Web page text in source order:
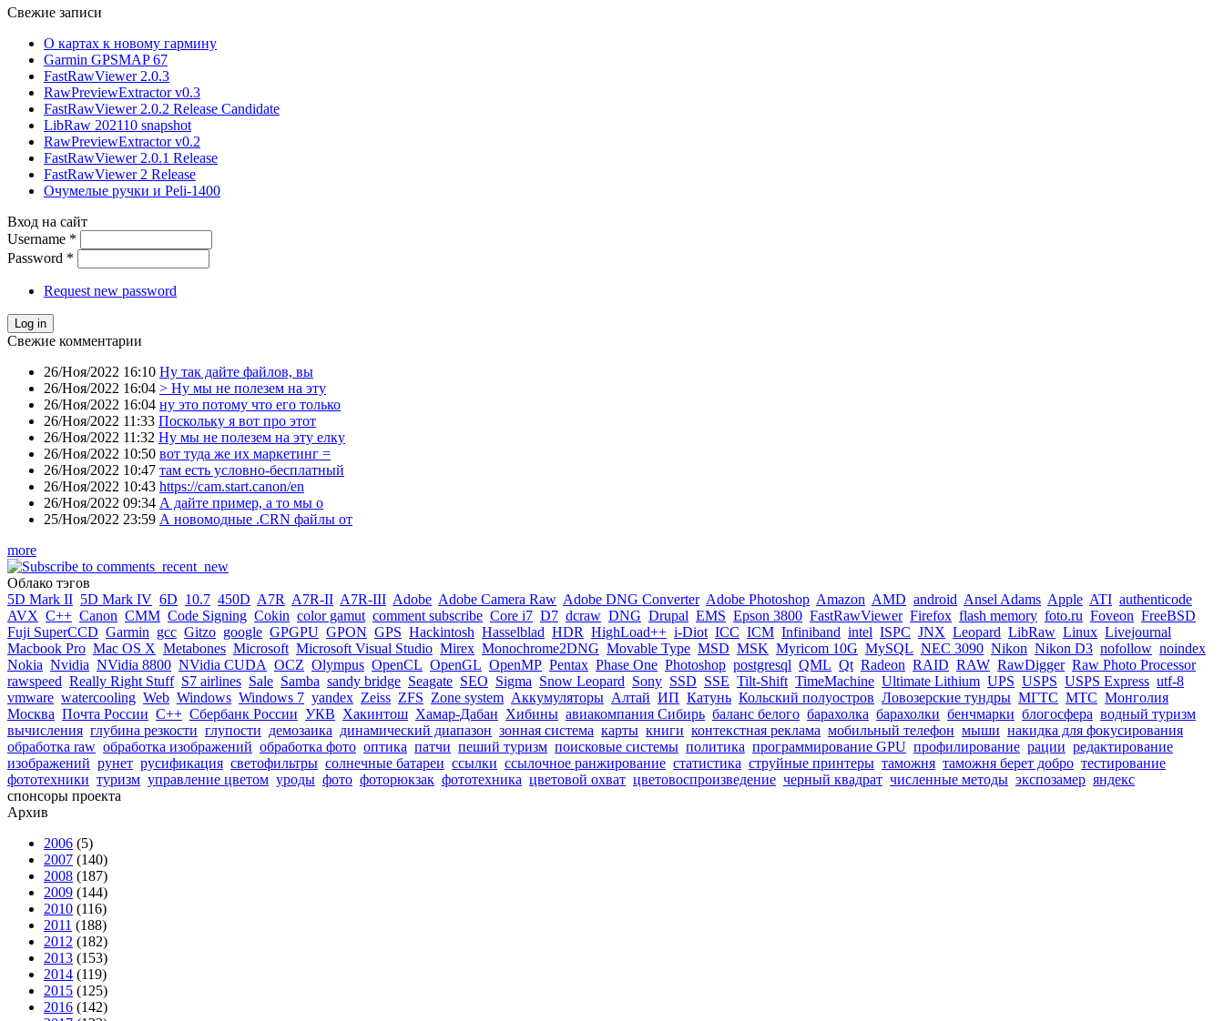
Свежие записи
О картах к новому гармину
Garmin GPSMAP 67
FastRawViewer 2.0.3
RawPreviewExtractor v0.3
FastRawViewer 2.0.2 Release Candidate
LibRaw 202110 snapshot
RawPreviewExtractor v0.2
FastRawViewer 2.0.1 Release
FastRawViewer 2 Release
Очумелые ручки и Peli-1400
Вход на сайт
Username *
Password *
Request new password
Свежие комментарии
26/Ноя/2022 16:10 Ну так дайте файлов, вы
26/Ноя/2022 16:04 > Ну мы не полезем на эту
26/Ноя/2022 16:04 ну это потому что его только
26/Ноя/2022 11:33 Поскольку я вот про этот
26/Ноя/2022 11:32 Ну мы не полезем на эту елку
26/Ноя/2022 10:50 вот туда же их маркетинг =
26/Ноя/2022 10:47 там есть условно-бесплатный
26/Ноя/2022 10:43 https://cam.start.canon/en
26/Ноя/2022 09:34 А дайте пример, а то мы о
25/Ноя/2022 23:59 А новомодные .CRN файлы от
more
Облако тэгов
5D Mark II 5D Mark IV 6D 10.7 450D A7R A7R-II A7R-III Adobe Adobe Camera Raw Adobe DNG Converter Adobe Photoshop Amazon AMD android Ansel Adams Apple ATI authenticode
AVX C++ Canon CMM Code Signing Cokin color gamut comment subscribe Core i7 D7 dcraw DNG Drupal EMS Epson 3800 FastRawViewer Firefox flash memory foto.ru Foveon FreeBSD
Fuji SuperCCD Garmin gcc Gitzo google GPGPU GPON GPS Hackintosh Hasselblad HDR HighLoad++ i-Diot ICC ICM Infiniband intel ISPC JNX Leopard LibRaw Linux Livejournal
Macbook Pro Mac OS X Metabones Microsoft Microsoft Visual Studio Mirex Monochrome2DNG Movable Type MSD MSK Myricom 10G MySQL NEC 3090 Nikon Nikon D3 nofollow noindex
Nokia Nvidia NVidia 8800 NVidia CUDA OCZ Olympus OpenCL OpenGL OpenMP Pentax Phase One Photoshop postgresql QML Qt Radeon RAID RAW RawDigger Raw Photo Processor
rawspeed Really Right Stuff S7 airlines Sale Samba sandy bridge Seagate SEO Sigma Snow Leopard Sony SSD SSE Tilt-Shift TimeMachine Ultimate Lithium UPS USPS USPS Express utf-8
vmware watercooling Web Windows Windows 7 yandex Zeiss ZFS Zone system Аккумуляторы Алтай ИП Катунь Кольский полуостров Ловозерские тундры МГТС МТС Монголия
Москва Почта России С++ Сбербанк России УКВ Хакинтош Хамар-Дабан Хибины авиакомпания Сибирь баланс белого барахолка барахолки бенчмарки блогосфера водный туризм
вычисления глубина резкости глупости демозаика динамический диапазон зонная система карты книги контекстная реклама мобильный телефон мыши накидка для фокусирования
обработка raw обработка изображений обработка фото оптика патчи пеший туризм поисковые системы политика программирование GPU профилирование рации редактирование
изображений рунет русификация светофильтры солнечные батареи ссылки ссылочное ранжирование статистика струйные принтеры таможня таможня берет добро тестирование
фототехники туризм управление цветом уроды фото фоторюкзак фототехника цветовой охват цветовоспроизведение черный квадрат численные методы экспозамер яндекс
спонсоры проекта
Архив
2006 (5)
2007 (140)
2008 (187)
2009 (144)
2010 (116)
2011 (188)
2012 (182)
2013 (153)
2014 (119)
2015 (125)
2016 (142)